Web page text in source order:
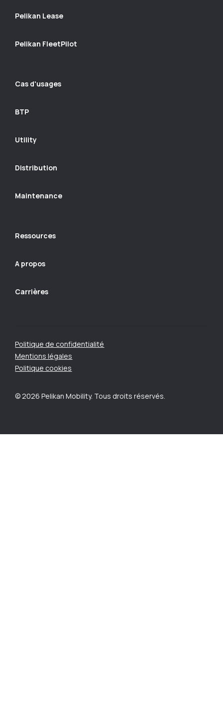
Pelikan Lease
Pelikan FleetPilot
Cas d'usages
BTP
Utility
Distribution
Maintenance
Ressources
A propos
Carrières
© 2026 Pelikan Mobility. Tous droits réservés.
Politique de confidentialité
Mentions légales
Politique cookies